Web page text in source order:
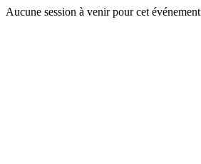
Aucune session à venir pour cet événement